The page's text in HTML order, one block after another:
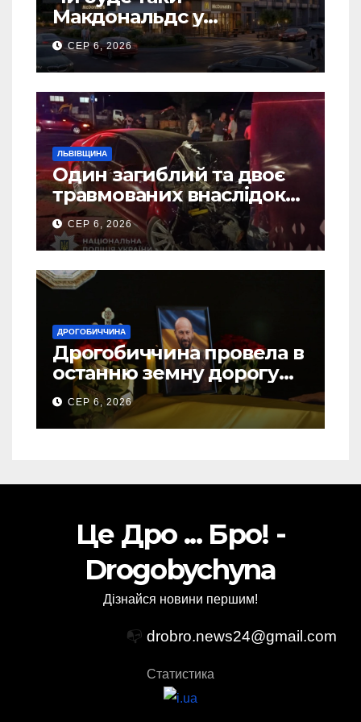
Макдональдс у
Дрогобичі? (Фото)
СЕР 6, 2026
ЛЬВІВЩИНА
Один загиблий та двоє
травмованих внаслідок
ДТП на Самбірщині
СЕР 6, 2026
ДРОГОБИЧЧИНА
Дрогобиччина провела в
останню земну дорогу
свого Захисника – Олега
Торського
СЕР 6, 2026
Це Дро ... Бро! -
Drogobychyna
Дізнайся новини першим!
📭 drobro.news24@gmail.com
Статистика